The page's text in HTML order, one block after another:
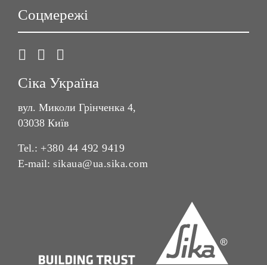
Соцмережі
Сіка Україна
вул. Миколи Грінченка 4,
03038 Київ
Tel.: +380 44 492 9419
E-mail: sikaua@ua.sika.com